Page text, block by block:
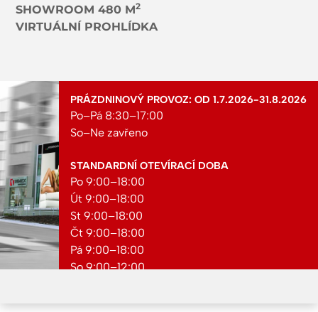
SHOWROOM 480 M2
VIRTUÁLNÍ PROHLÍDKA
PRÁZDNINOVÝ PROVOZ: OD 1.7.2026-31.8.2026
Po–Pá 8:30–17:00
So–Ne zavřeno
STANDARDNÍ OTEVÍRACÍ DOBA
Po 9:00–18:00
Út 9:00–18:00
St 9:00–18:00
Čt 9:00–18:00
Pá 9:00–18:00
So 9:00–12:00